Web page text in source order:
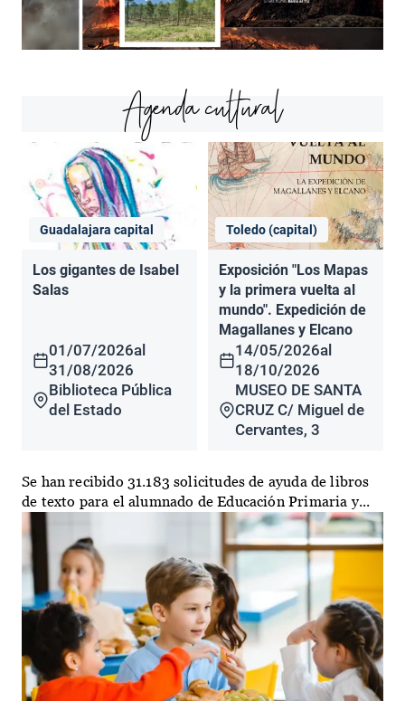
Agenda cultural
Guadalajara capital
Los gigantes de Isabel
Salas
01/07/2026al
31/08/2026
Biblioteca Pública
del Estado
Toledo (capital)
Exposición "Los Mapas
y la primera vuelta al
mundo". Expedición de
Magallanes y Elcano
14/05/2026al
18/10/2026
MUSEO DE SANTA
CRUZ C/ Miguel de
Cervantes, 3
Se han recibido 31.183 solicitudes de ayuda de libros
de texto para el alumnado de Educación Primaria y...